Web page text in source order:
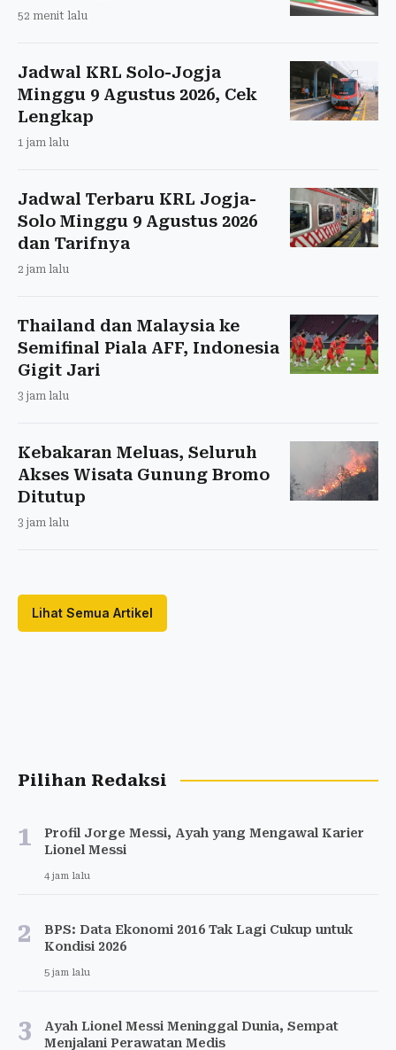
52 menit lalu
Jadwal KRL Solo-Jogja
Minggu 9 Agustus 2026, Cek
Lengkap
1 jam lalu
Jadwal Terbaru KRL Jogja-
Solo Minggu 9 Agustus 2026
dan Tarifnya
2 jam lalu
Thailand dan Malaysia ke
Semifinal Piala AFF, Indonesia
Gigit Jari
3 jam lalu
Kebakaran Meluas, Seluruh
Akses Wisata Gunung Bromo
Ditutup
3 jam lalu
Lihat Semua Artikel
Pilihan Redaksi
1
Profil Jorge Messi, Ayah yang Mengawal Karier
Lionel Messi
4 jam lalu
2
BPS: Data Ekonomi 2016 Tak Lagi Cukup untuk
Kondisi 2026
5 jam lalu
3
Ayah Lionel Messi Meninggal Dunia, Sempat
Menjalani Perawatan Medis